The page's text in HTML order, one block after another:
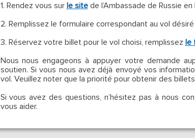
1. Rendez vous sur le sitede l’Ambassade de Russie
2. Remplissez le formulaire correspondant au vol
3. Réservez votre billet pour le vol choisi, remplissez le
Nous nous engageons à appuyer votre demande
soutien. Si vous nous avez déjà envoyé vos
vol. Veuillez noter que la priorité pour obtenir des
Si vous avez des questions, n’hésitez pas à nous
vous aider.